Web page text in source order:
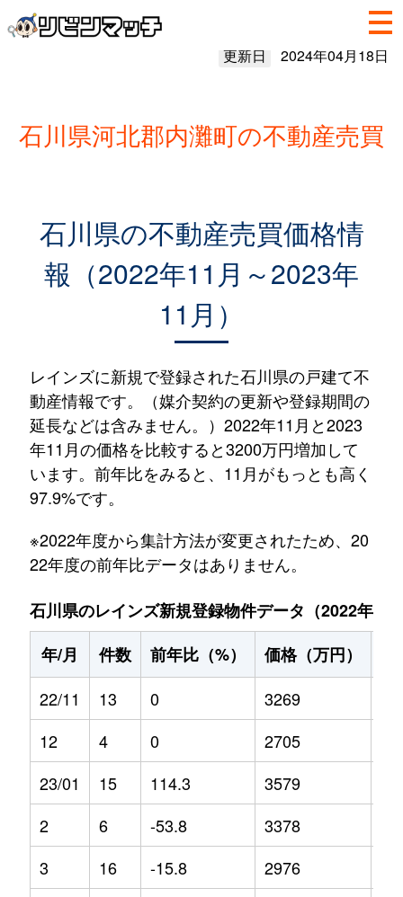
更新日 2024年04月18日
石川県河北郡内灘町の不動産売買
石川県の不動産売買価格情
報（2022年11月～2023年
11月）
レインズに新規で登録された石川県の戸建て不
動産情報です。（媒介契約の更新や登録期間の
延長などは含みません。）2022年11月と2023
年11月の価格を比較すると3200万円増加して
います。前年比をみると、11月がもっとも高く
97.9%です。
※2022年度から集計方法が変更されたため、20
22年度の前年比データはありません。
石川県のレインズ新規登録物件データ（2022年11
年/月
件数 前年比（%） 価格（万円）
22/11
13 0 3269
12
4 0 2705
23/01
15 114.3 3579
2
6 -53.8 3378
3
16 -15.8 2976